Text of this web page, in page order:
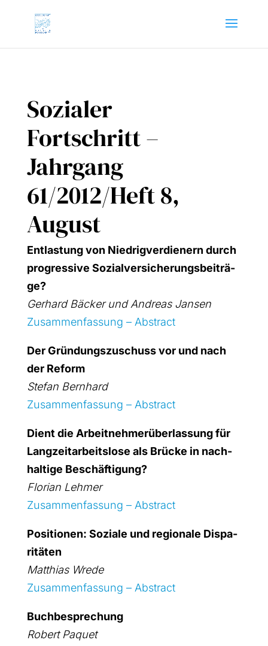
Sozialer
Fortschritt –
Jahrgang
61/2012/Heft 8,
August
Ent­las­tung von Nied­rig­ver­die­nern durch
pro­gres­si­ve Sozi­al­ver­si­che­rungs­bei­trä­
ge?
Ger­hard Bäcker und Andre­as Jan­sen
Zusam­men­fas­sung – Abs­tract
Der Grün­dungs­zu­schuss vor und nach
der Reform
Ste­fan Bern­hard
Zusam­men­fas­sung – Abs­tract
Dient die Arbeit­neh­mer­über­las­sung für
Lang­zeit­ar­beits­lo­se als Brü­cke in nach­
hal­ti­ge Beschäf­ti­gung?
Flo­ri­an Lehm­er
Zusam­men­fas­sung – Abs­tract
Posi­tio­nen: Sozia­le und regio­na­le Dis­pa­
ri­tä­ten
Mat­thi­as Wre­de
Zusam­men­fas­sung – Abs­tract
Buch­be­spre­chung
Robert Paquet